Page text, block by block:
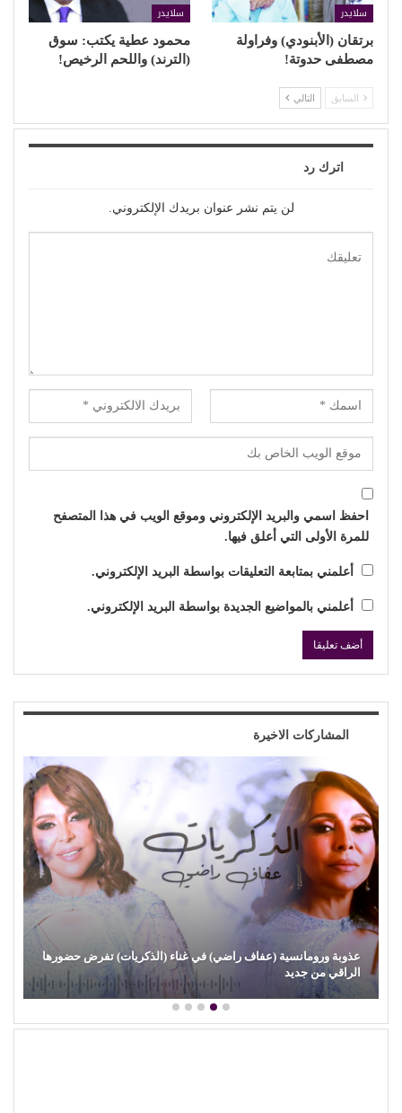
سلايدر
برتقان (الأبنودي) وفراولة
مصطفى حدوتة!
سلايدر
محمود عطية يكتب: سوق
(الترند) واللحم الرخيص!
السابق التالي
اترك رد
لن يتم نشر عنوان بريدك الإلكتروني.
احفظ اسمي والبريد الإلكتروني وموقع الويب في هذا المتصفح
للمرة الأولى التي أعلق فيها.
أعلمني بمتابعة التعليقات بواسطة البريد الإلكتروني.
أعلمني بالمواضيع الجديدة بواسطة البريد الإلكتروني.
المشاركات الاخيرة
برتقان (الأبنودي) وفراولة مصطفى حدوتة!